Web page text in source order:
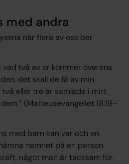
med andra
när flera av oss ber
vad två av er kommer överens
det skall de få av min
två eller tre är samlade i mitt
(Matteusevangeliet 18:19–
med barn kan var och en
namnet på en person
något man är tacksam för,